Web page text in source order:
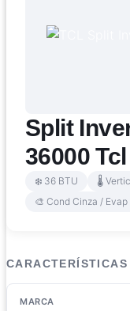
Split
36000
❄️ 36 BTU 🌡️
🎨 Cond Cinza /
MARCA